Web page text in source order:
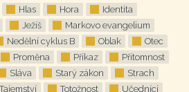
Hlas Hora
Identita
Ježíš
Markovo evangelium
Nedělní cyklus B Oblak
Otec
Proměna Příkaz
Přítomnost
Sláva Starý zákon
Strach
Tajemství Totožnost
Učedníci